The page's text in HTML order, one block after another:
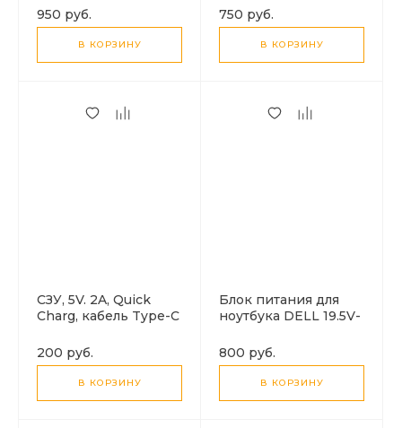
универсальный
регулируемый с
адаптерами
950 руб.
В КОРЗИНУ
750 руб.
В КОРЗИНУ
СЗУ, 5V. 2A, Quick
Charg, кабель Type-C
200 руб.
В КОРЗИНУ
Блок питания для
ноутбука DELL 19.5V-
800 руб.
В КОРЗИНУ